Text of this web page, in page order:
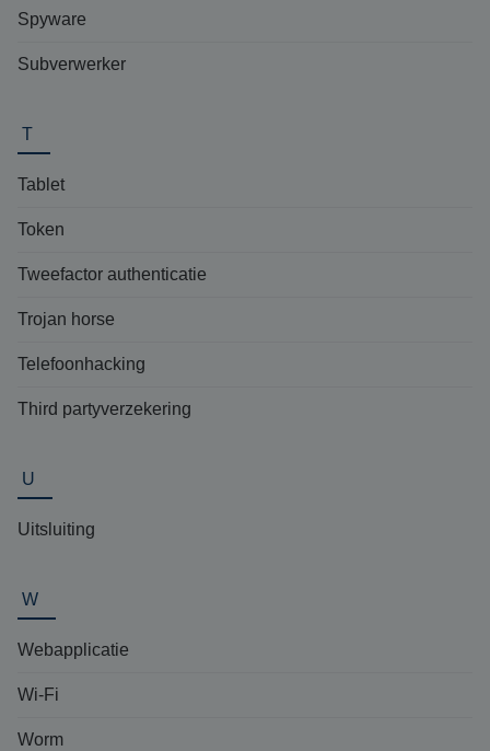
Spyware
Subverwerker
T
Tablet
Token
Tweefactor authenticatie
Trojan horse
Telefoonhacking
Third partyverzekering
U
Uitsluiting
W
Webapplicatie
Wi-Fi
Worm